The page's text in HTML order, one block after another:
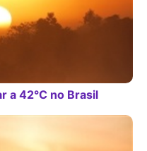
a 42°C no Brasil